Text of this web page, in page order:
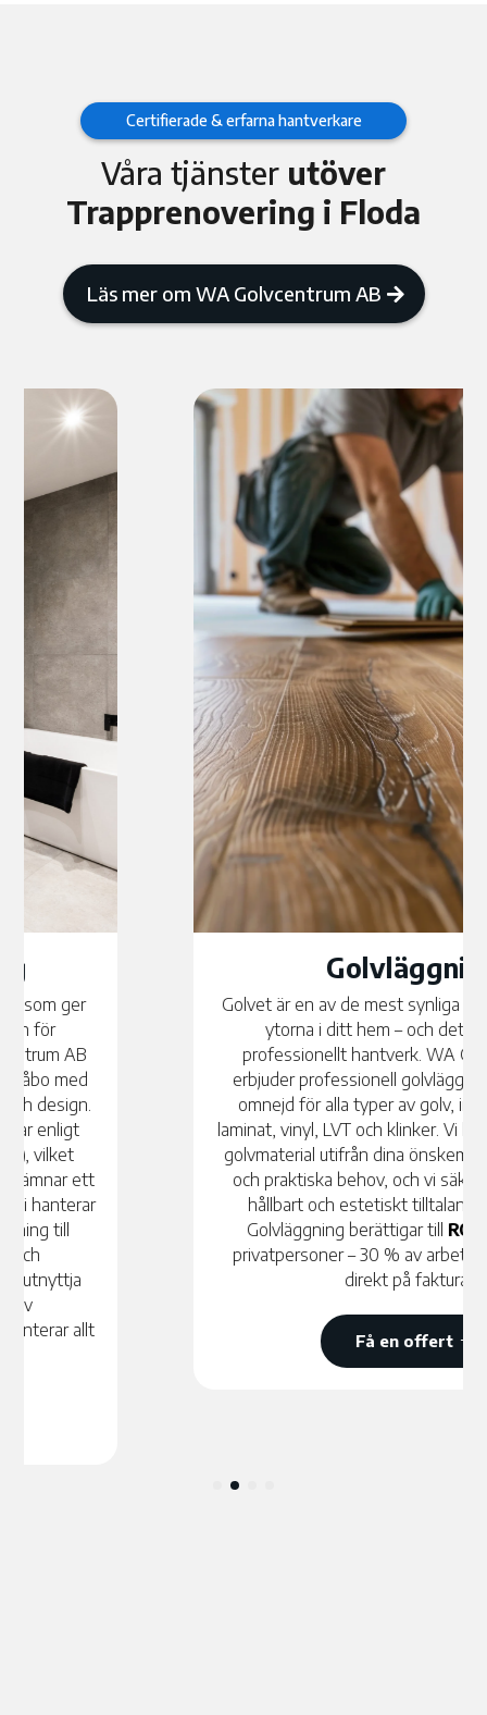
Certifierade & erfarna hantverkare
Våra tjänster utöver
Trapprenovering i Floda
Läs mer om WA Golvcentrum AB
Golvläggning
Golvet är en av de mest synliga och mest använda
ytorna i ditt hem – och det förtjänar ett
professionellt hantverk. WA Golvcentrum AB
erbjuder professionell golvläggning i Gråbo med
omnejd för alla typer av golv, inklusive parkett,
laminat, vinyl, LVT och klinker. Vi hjälper dig välja rätt
golvmaterial utifrån dina önskemål, stilpreferenser
och praktiska behov, och vi säkerställer alltid ett
hållbart och estetiskt tilltalande slutresultat.
Golvläggning berättigar tillROT-avdragför
privatpersoner – 30 % av arbetskostnaden dras